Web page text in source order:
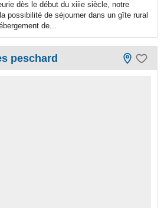
dès le début du xiiie siècle, notre
possibilité de séjourner dans un gîte rural
de...
peschard